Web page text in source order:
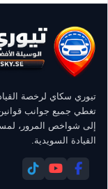
تيوري سكاي لرخصة
تغطي جميع جوانب قوانين
إلى شواخص المرور،
القيادة السويدية.